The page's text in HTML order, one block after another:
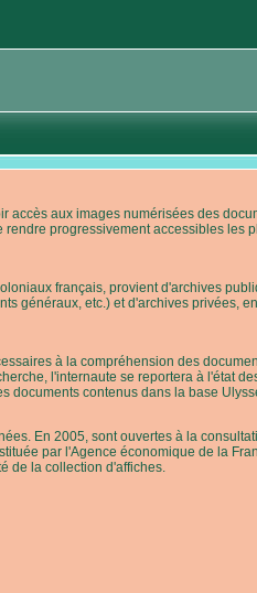
accès aux images numérisées des
progressivement accessibles les
français, provient d'archives
généraux, etc.) et d'archives privées,
à la compréhension des
l'internaute se reportera à l'état
documents contenus dans la base
En 2005, sont ouvertes à la
par l'Agence économique de la
de la collection d'affiches.